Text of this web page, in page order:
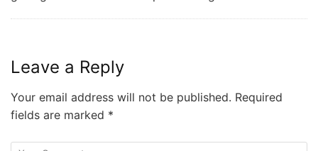
Leave a Reply
Your email address will not be published. Required
fields are marked *